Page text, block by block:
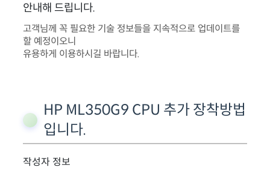
안내해 드립니다.
고객님께 꼭 필요한 기술 정보들을 지속적으로 업데이트를
할 예정이오니
유용하게 이용하시길 바랍니다.
HP ML350G9 CPU 추가 장착방법
입니다.
작성자 정보